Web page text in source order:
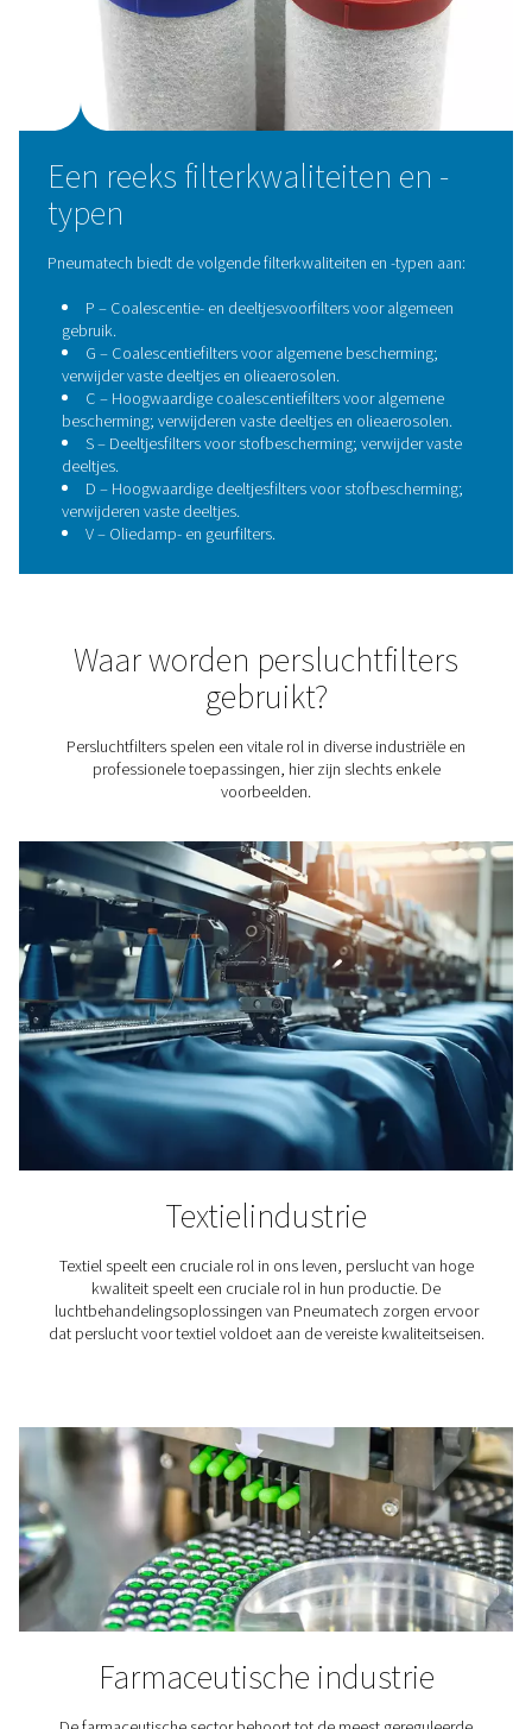
Let op verontreinigingen die tijdens de
verdeling van de lucht kunnen ontstaan.
De voordelen van het
voor Pneumatech filters
Ons uitgebreide assortiment filters is gebaseerd op
gepatenteerde verbeterde media om alle soorten
efficiënt te verminderen. Onze best-in-class
een reeks voordelen:
Verbeterde hoogwaardige roestvrijstalen
Nieuwe, verbeterde media zorgen voor een
filterefficiëntie, een lage drukval en gegarandeerde
Stoffilters met een grote deeltjescapaciteit
De filterelementen zijn ontworpen voor een
afdichting.
Eenvoudige bediening met
Pneumatech filters zijn volledig getest en
nieuwste ISO8573- en ISO12500-normen.
Pneumatech filters zijn onafhankelijk
Een reeks filterkwaliteiten
typen
Pneumatech biedt de volgende filterkwaliteiten en -